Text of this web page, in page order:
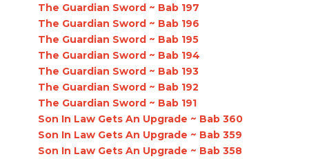
The Guardian Sword ~ Bab 197
The Guardian Sword ~ Bab 196
The Guardian Sword ~ Bab 195
The Guardian Sword ~ Bab 194
The Guardian Sword ~ Bab 193
The Guardian Sword ~ Bab 192
The Guardian Sword ~ Bab 191
Son In Law Gets An Upgrade ~ Bab 360
Son In Law Gets An Upgrade ~ Bab 359
Son In Law Gets An Upgrade ~ Bab 358